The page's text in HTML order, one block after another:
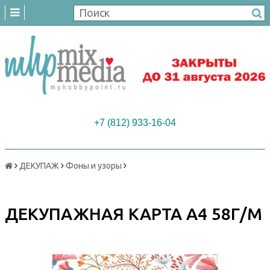
+7 (812) 933-16-04
ДЕКУПАЖ Фоны и узоры
ДЕКУПАЖНАЯ КАРТА А4 58Г/М